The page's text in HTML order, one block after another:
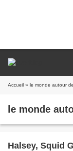
Accueil » le monde autour
le monde
Halsey, Squid